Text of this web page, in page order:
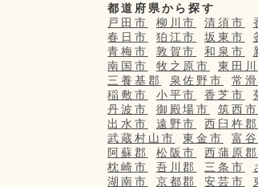
都道府県から探す
戸田市
柳川市 清須市
春日市
狛江市 坂東市
青梅市
敦賀市 和泉市
南国市
牧之原市 東田
三養基郡
泉佐野市 常
稲敷市
小平市 香芝市
丹波市
御殿場市 筑西市
出水市
遠野市 西臼杵郡
武蔵村山市
東金市 富
阿蘇郡
松阪市 西蒲原郡
枕崎市
吾川郡 三条市
湖南市
京都郡 安芸市